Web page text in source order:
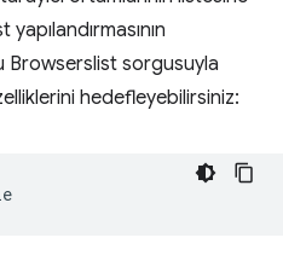
Browserslist sorgusuyla
hedefleyebilirsiniz: